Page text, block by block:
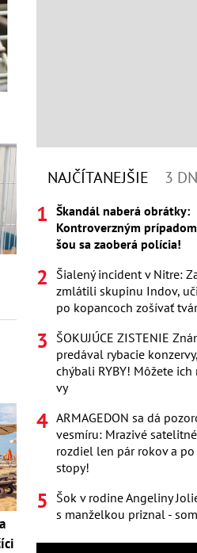
NAJČÍTANEJŠIE 3
Škandál naberá obrátky:
Kontroverzným
šou sa zaoberá polícia!
Šialený incident v Nitre:
zmlátili skupinu Indov,
po kopancoch zošívať
ŠOKUJÚCE ZISTENIE
predával rybacie
chýbali RYBY! Môžete
vy
ARMAGEDON sa dá
vesmíru: Mrazivé
rozdiel len pár rokov a
stopy!
Šok v rodine Angeliny
s manželkou priznal -